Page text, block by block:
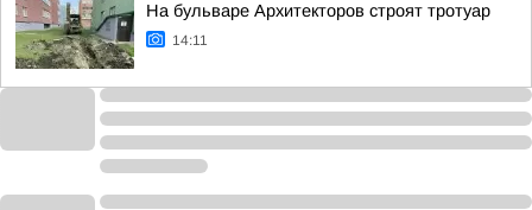
На бульваре Архитекторов строят тротуар
14:11